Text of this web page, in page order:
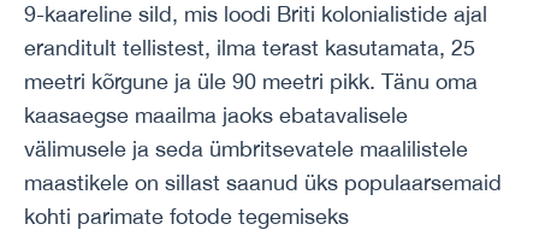
9-kaareline sild, mis loodi Briti kolonialistide ajal
eranditult tellistest, ilma terast kasutamata, 25
meetri kõrgune ja üle 90 meetri pikk. Tänu oma
kaasaegse maailma jaoks ebatavalisele
välimusele ja seda ümbritsevatele maalilistele
maastikele on sillast saanud üks populaarsemaid
kohti parimate fotode tegemiseks